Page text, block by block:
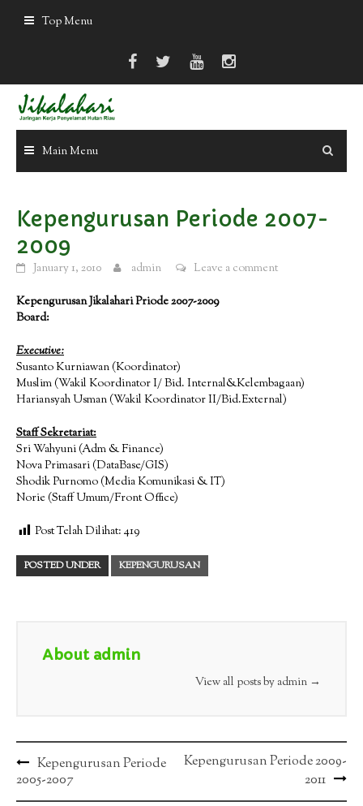
Top Menu
Main Menu
Kepengurusan Periode 2007-
2009
January 1, 2010 admin Leave a comment
Kepengurusan Jikalahari Priode 2007-2009
Board:
Executive:
Susanto Kurniawan (Koordinator)
Muslim (Wakil Koordinator I/ Bid. Internal&Kelembagaan)
Hariansyah Usman (Wakil Koordinator II/Bid.External)
Staff Sekretariat:
Sri Wahyuni (Adm & Finance)
Nova Primasari (DataBase/GIS)
Shodik Purnomo (Media Komunikasi & IT)
Norie (Staff Umum/Front Office)
Post Telah Dilihat: 419
POSTED UNDER KEPENGURUSAN
About admin
View all posts by admin →
Post
navigation
Kepengurusan Periode
2005-2007
Kepengurusan Periode 2009-
2011